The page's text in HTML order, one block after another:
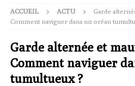
ACCUEIL ACTU
Garde
Comment naviguer dans un océan
Garde alternée et
Comment naviguer
tumultueux ?